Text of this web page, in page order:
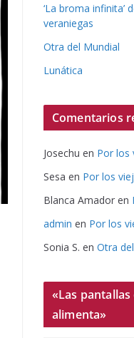
‘La broma infinita’
veraniegas
Otra del Mundial
Lunática
Comentarios
Josechu en Por los
Sesa en Por los
Blanca Amador en
admin en Por los
Sonia S. en Otra
«Las
alimenta»